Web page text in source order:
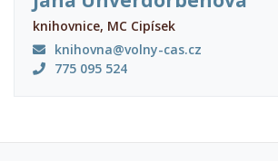
knihovnice, MC Cipísek
knihovna@volny-cas.cz
775 095 524